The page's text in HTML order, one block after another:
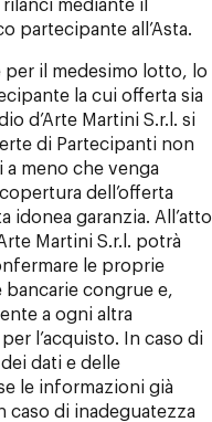
mediante il
partecipante all’Asta.
per il medesimo lotto, lo
la cui offerta sia
d’Arte Martini S.r.l. si
di Partecipanti non
meno che venga
dell’offerta
garanzia. All’atto
Martini S.r.l. potrà
le proprie
congrue e,
a ogni altra
l’acquisto. In caso di
dati e delle
le informazioni già
caso di inadeguatezza